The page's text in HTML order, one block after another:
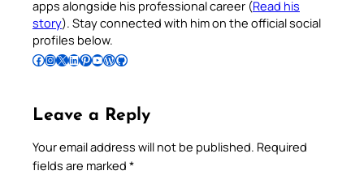
apps alongside his professional career (Read his
story). Stay connected with him on the official social
profiles below.
Follow Pradeep on Facebook Follow Pradeep on InstagramFollow Pradeep on X Follow Pradeep on LinkedIn Follow Pradeep on Pinterest Subscribe to Pradeep’s Youtube Channel Follow Pradeep on WordPress Follow Pradeep on GitHub
Leave a Reply
Your email address will not be published. Required
fields are marked *